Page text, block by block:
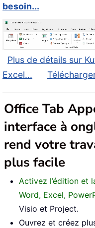
besoin...
Plus de détails sur
Excel...
Office Tab
interface à
rend votre
plus facile
Activez l’édition et
Word, Excel,
Visio et Project.
Ouvrez et créez